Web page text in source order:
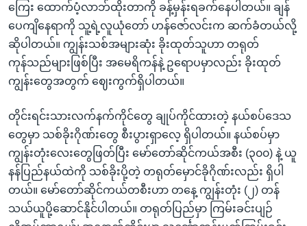
ကြေး ထောက်ပံ့လာဘ်ထိုးတာကို ခန့်မှန်းရခက်နေပါတယ်။ ချန်
ပေကျိနေရာကို သူ့ရဲ့လူယုံတော် ဟန်ဇော်လင်းက ဆက်ခံတယ်လို့
ဆိုပါတယ်။ ကျွန်းသစ်အများဆုံး ခိုးထုတ်သူဟာ တရုတ်
ကုန်သည်များဖြစ်ပြီး အမေရိကန်နဲ့ ဥရောပမှာလည်း ခိုးထုတ်
ကျွန်းတွေအတွက် ဈေးကွက်ရှိပါတယ်။
တိုင်းရင်းသားလက်နက်ကိုင်တွေ ချုပ်ကိုင်ထားတဲ့ နယ်စပ်ဒေသ
တွေမှာ သစ်ခိုးဂိုဏ်းတွေ စီးပွားရှာလေ့ ရှိပါတယ်။ နယ်စပ်မှာ
ကျွန်းတုံးလေးတွေဖြတ်ပြီး မော်တော်ဆိုင်ကယ်အစီး (၃၀၀) နဲ့ ယူ
နန်ပြည်နယ်ထဲကို သစ်ခိုးပို့တဲ့ တရုတ်မှောင်ခိုဂိုဏ်းလည်း ရှိပါ
တယ်။ မော်တော်ဆိုင်ကယ်တစီးဟာ တနေ့ ကျွန်းတုံး (၂) တန်
သယ်ယူပို့ဆောင်နိုင်ပါတယ်။ တရုတ်ပြည်မှာ ကြမ်းခင်းပျဉ်